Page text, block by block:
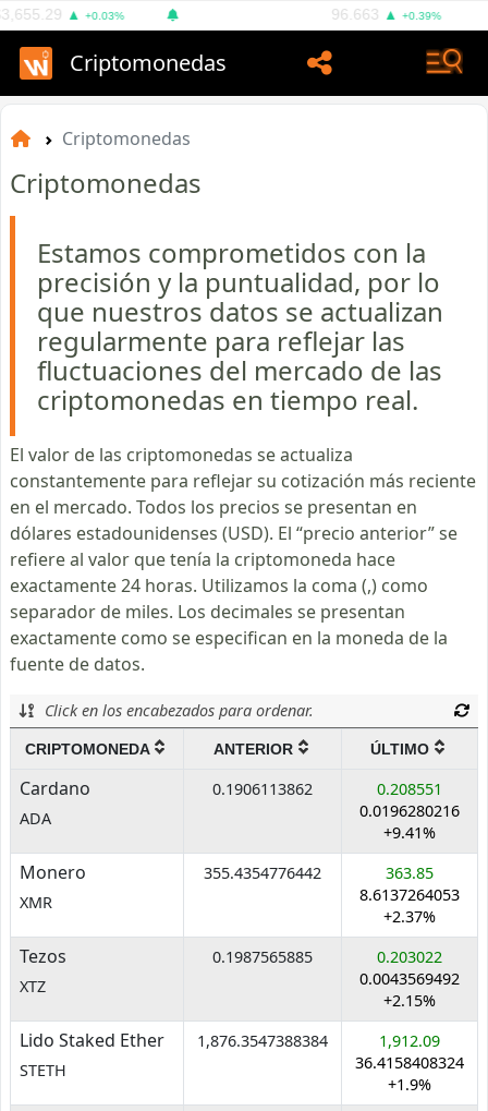
▲ +0.03% ÍNDICE DOLAR DXY 96.663 ▲ +0.39%
Criptomonedas
Criptomonedas
Criptomonedas
Estamos comprometidos con la
precisión y la puntualidad, por lo
que nuestros datos se actualizan
regularmente para reflejar las
fluctuaciones del mercado de las
criptomonedas en tiempo real.
El valor de las criptomonedas se actualiza
constantemente para reflejar su cotización más reciente
en el mercado. Todos los precios se presentan en
dólares estadounidenses (USD). El “precio anterior” se
refiere al valor que tenía la criptomoneda hace
exactamente 24 horas. Utilizamos la coma (,) como
separador de miles. Los decimales se presentan
exactamente como se especifican en la moneda de la
fuente de datos.
Click en los encabezados para ordenar.
CRIPTOMONEDA ANTERIOR ÚLTIMO
Cardano
ADA
0.1906113862
0.208551
0.0196280216
+9.41%
Monero
XMR
355.4354776442
363.85
8.6137264053
+2.37%
Tezos
XTZ
0.1987565885
0.203022
0.0043569492
+2.15%
Lido Staked Ether
STETH
1,876.3547388384
1,912.09
36.4158408324
+1.9%